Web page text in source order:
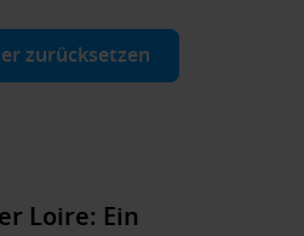
zurücksetzen
Loire: Ein